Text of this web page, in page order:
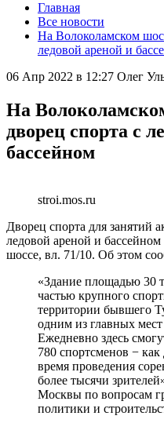
Главная
Все новости
На Волоколамском
ледовой ареной и
06 Апр 2022 в 12:27 Олег
На
дворец спорта с
бассейном
stroi.mos.ru
Дворец спорта для занятий
ледовой ареной и
шоссе, вл. 71/10. Об этом
«Здание площадью 30
частью крупного
территории бывшего
одним из главных
Ежедневно здесь
780 спортсменов −
время проведения
более тысячи
Москвы по вопросам
политики и